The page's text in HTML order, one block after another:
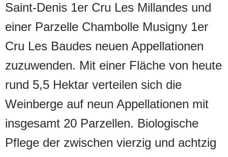
Saint-Denis 1er Cru Les Millandes und
einer Parzelle Chambolle Musigny 1er
Cru Les Baudes neuen Appellationen
zuzuwenden. Mit einer Fläche von heute
rund 5,5 Hektar verteilen sich die
Weinberge auf neun Appellationen mit
insgesamt 20 Parzellen. Biologische
Pflege der zwischen vierzig und achtzig